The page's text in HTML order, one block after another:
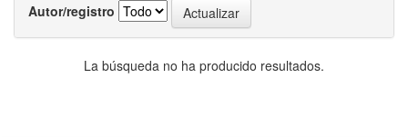
Autor/registro
La búsqueda no ha producido resultados.